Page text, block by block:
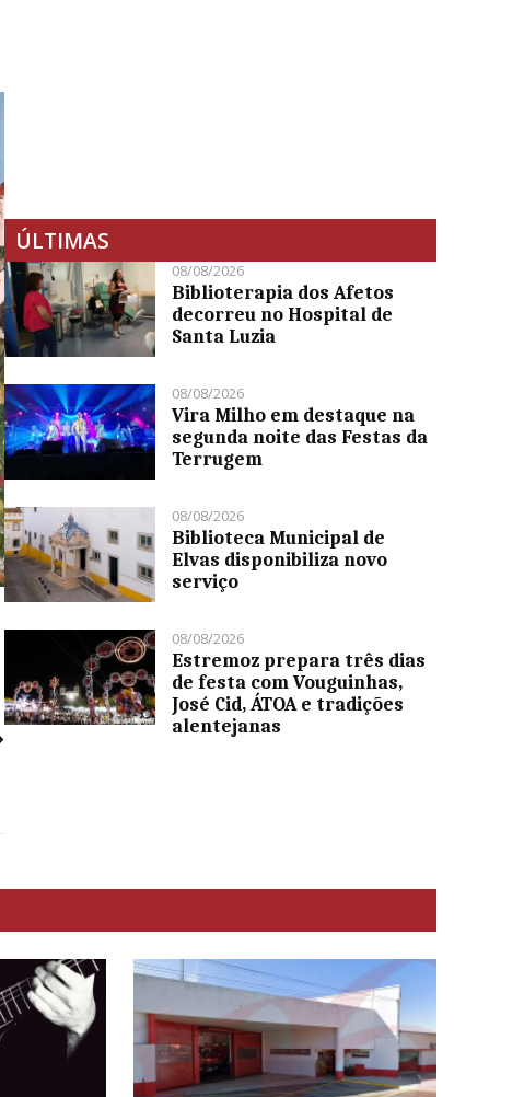
ÚLTIMAS
08/08/2026
Biblioterapia dos Afetos
decorreu no Hospital de
Santa Luzia
08/08/2026
Vira Milho em destaque na
segunda noite das Festas da
Terrugem
08/08/2026
Biblioteca Municipal de
Elvas disponibiliza novo
serviço
08/08/2026
Estremoz prepara três dias
de festa com Vouguinhas,
José Cid, ÁTOA e tradições
alentejanas